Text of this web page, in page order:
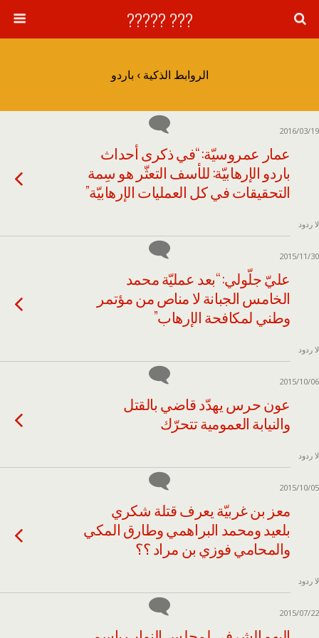
??? ?????
الروابط الذكية › باردو
2016/03/19
عمار عمروسيّة: “في ذكرى أحداث
باردو الإرهابيّة: للأسف التعثّر هو سِمة
التحقيقات في كل العمليات الإرهابيّة”
لا ردود
2015/11/30
عليّ جلّولي: “بعد عمليّة محمد
الخامس الجبانة لا مناص من مؤتمر
وطني لمكافحة الإرهاب”
لا ردود
2015/10/06
عون حرس يهدّد قاضي بالقتل
والنيابة العمومية تتحرّك
لا ردود
2015/10/05
معز بن غربيّة يعرف قتلة شكري
بلعيد ومحمد البراهمي وطارق المكي
والمحامي فوزي بن مراد ؟؟
لا ردود
2015/07/22